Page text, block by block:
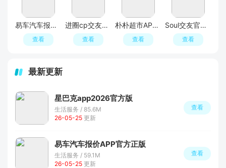
易车汽车报价APP官方正版
查看
进圈cp交友软件手机版
查看
朴朴超市APP最新版本
查看
Soul交友官方APP最新版
查看
最新更新
星巴克app2026官方版
生活服务 / 85.6M
26-05-25 更新
查看
易车汽车报价APP官方正版
生活服务 / 59.1M
26-05-25 更新
查看